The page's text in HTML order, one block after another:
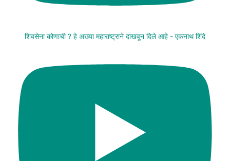
शिवसेना कोणाची ? हे अख्या महाराष्ट्राने दाखवून दिले आहे - एकनाथ शिंदे